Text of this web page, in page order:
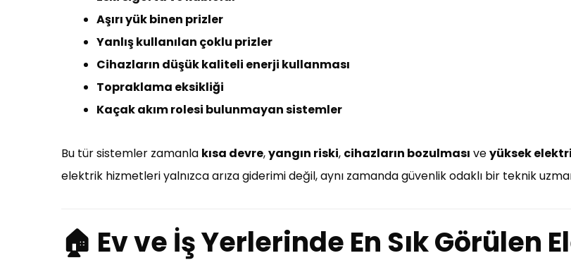
Aşırı yük binen prizler
Yanlış kullanılan çoklu prizler
Cihazların düşük kaliteli enerji kullanması
Topraklama eksikliği
Kaçak akım rolesi bulunmayan sistemler
Bu tür sistemler zamanla kısa devre,yangın riski, cihazların bozulması veyüksek
elektrik hizmetleri yalnızca arıza giderimi değil, aynı zamanda güvenlik odaklı bir teknik
🏠 Ev ve İş Yerlerinde En Sık Görülen